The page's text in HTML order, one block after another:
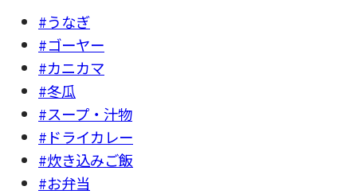
#うなぎ
#ゴーヤー
#カニカマ
#冬瓜
#スープ・汁物
#ドライカレー
#炊き込みご飯
#お弁当